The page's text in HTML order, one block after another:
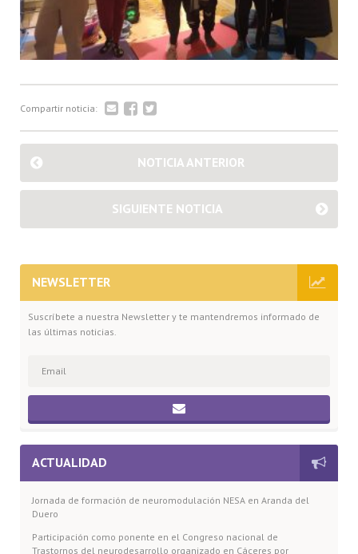
Compartir noticia:
NOTICIA ANTERIOR
SIGUIENTE NOTICIA
NEWSLETTER
Suscríbete a nuestra Newsletter y te mantendremos informado de
las últimas noticias.
ACTUALIDAD
Jornada de formación de neuromodulación NESA en Aranda del
Duero
Participación como ponente en el Congreso nacional de
Trastornos del neurodesarrollo organizado en Cáceres por